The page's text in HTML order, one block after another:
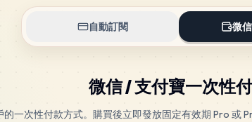
自動訂閱 微
微信 / 支付寶一次性
的一次性付款方式。購買後立即發放固定有效期 Pro 或